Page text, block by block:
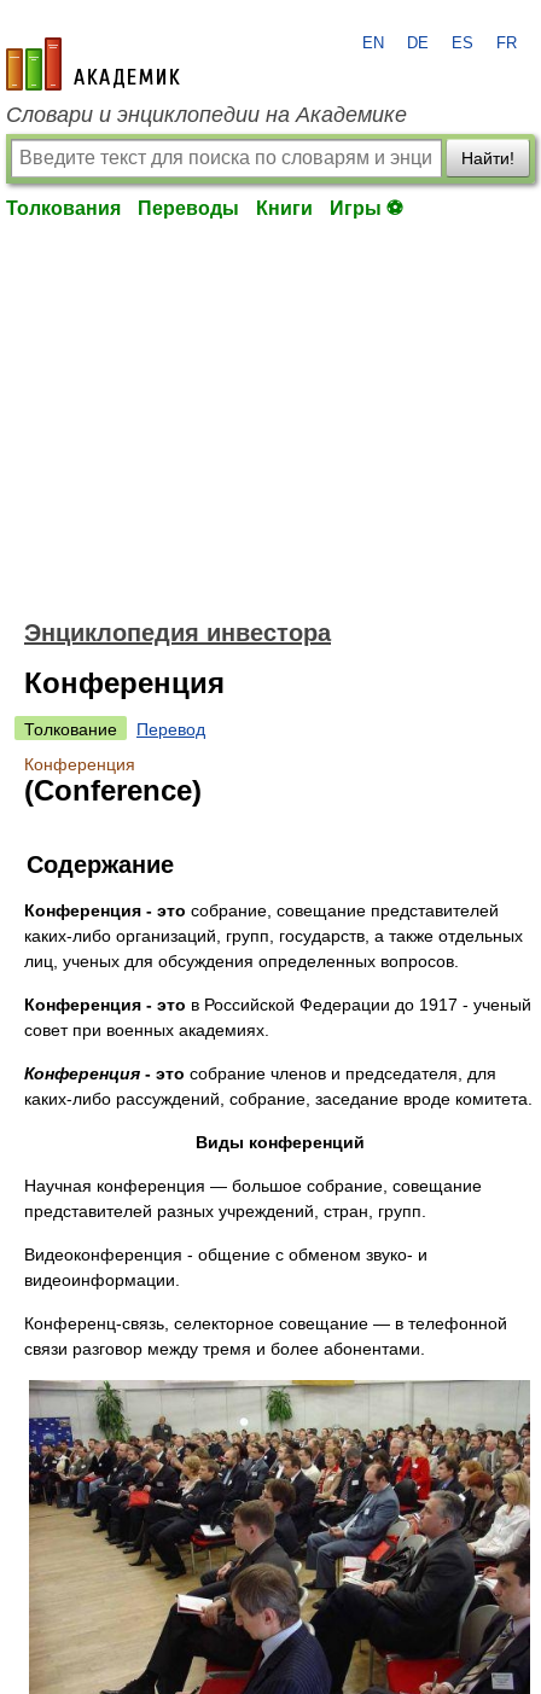
academic.ru
EN DE ES FR
Словари и энциклопедии на Академике
Найти!
Толкования Переводы Книги Игры ⚽
Энциклопедия инвестора
Конференция
Толкование
Перевод
Конференция
(Conference)
Содержание
Конференция - это собрание, совещание представителей
каких-либо организаций, групп, государств, а также отдельных
лиц, ученых для обсуждения определенных вопросов.
Конференция - это в Российской Федерации до 1917 - ученый
совет при военных академиях.
Конференция - это собрание членов и председателя, для
каких-либо рассуждений, собрание, заседание вроде комитета.
Виды конференций
Научная конференция — большое собрание, совещание
представителей разных учреждений, стран, групп.
Видеоконференция - общение с обменом звуко- и
видеоинформации.
Конференц-связь, селекторное совещание — в телефонной
связи разговор между тремя и более абонентами.